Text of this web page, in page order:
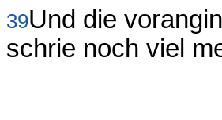
39Und die
schrie noch viel